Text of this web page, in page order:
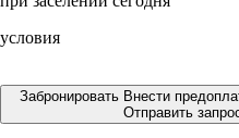
условия
Забронировать Внести
Отправить